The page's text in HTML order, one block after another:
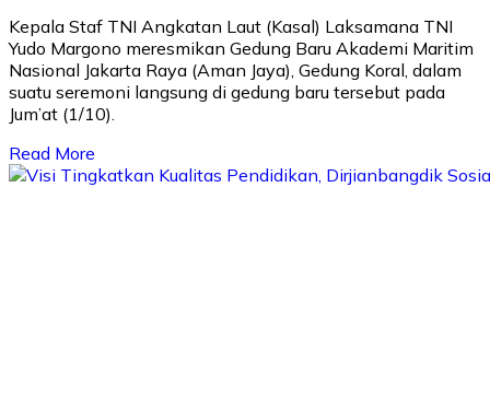
Kepala Staf TNI Angkatan Laut (Kasal) Laksamana TNI
Yudo Margono meresmikan Gedung Baru Akademi Maritim
Nasional Jakarta Raya (Aman Jaya), Gedung Koral, dalam
suatu seremoni langsung di gedung baru tersebut pada
Jum’at (1/10).
Read More